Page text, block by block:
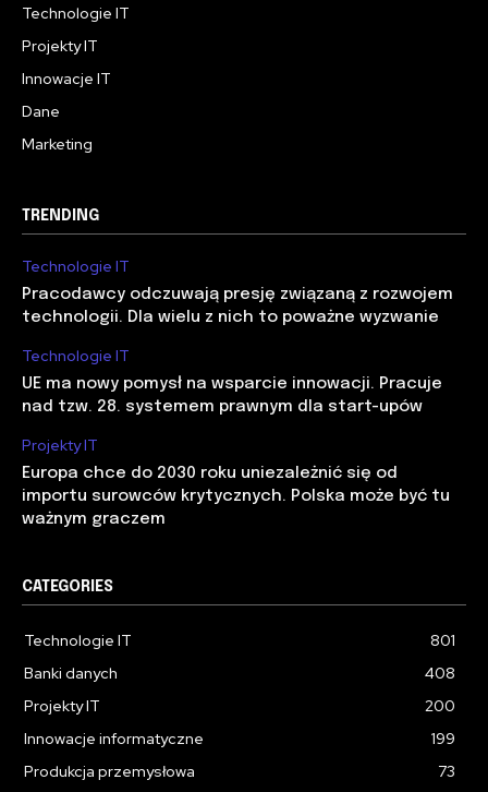
Technologie IT
Projekty IT
Innowacje IT
Dane
Marketing
TRENDING
Technologie IT
Pracodawcy odczuwają presję związaną z rozwojem
technologii. Dla wielu z nich to poważne wyzwanie
Technologie IT
UE ma nowy pomysł na wsparcie innowacji. Pracuje
nad tzw. 28. systemem prawnym dla start-upów
Projekty IT
Europa chce do 2030 roku uniezależnić się od
importu surowców krytycznych. Polska może być tu
ważnym graczem
CATEGORIES
Technologie IT
801
Banki danych
408
Projekty IT
200
Innowacje informatyczne
199
Produkcja przemysłowa
73